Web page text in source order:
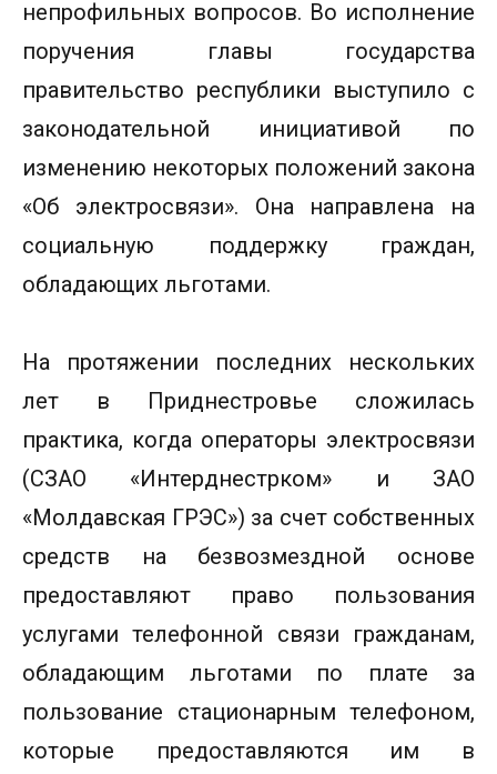
непрофильных вопросов. Во исполнение
поручения главы государства
правительство республики выступило с
законодательной инициативой по
изменению некоторых положений закона
«Об электросвязи». Она направлена на
социальную поддержку граждан,
обладающих льготами.
На протяжении последних нескольких
лет в Приднестровье сложилась
практика, когда операторы электросвязи
(СЗАО «Интерднестрком» и ЗАО
«Молдавская ГРЭС») за счет собственных
средств на безвозмездной основе
предоставляют право пользования
услугами телефонной связи гражданам,
обладающим льготами по плате за
пользование стационарным телефоном,
которые предоставляются им в